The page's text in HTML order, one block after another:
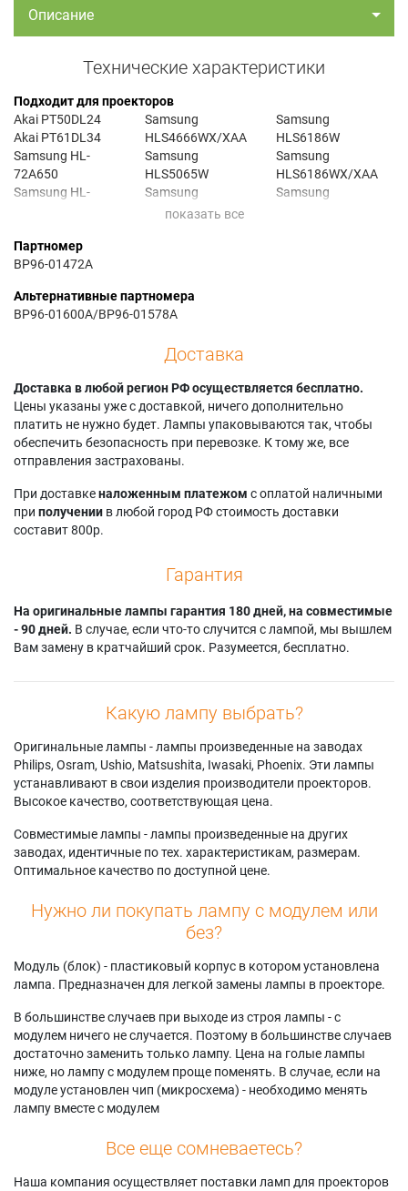
Описание
Технические характеристики
Подходит для проекторов
Akai PT50DL24
Akai PT61DL34
Samsung HL-
72A650
Samsung HL-
S4666W
Samsung HL-
Samsung HL-
S5066W
S5087W
Samsung HL-
S5088W
Samsung HL-
S5666W
S5686W
Samsung HL-
S5687W
S6165W
Samsung HL-
S6166W
S6187W
Samsung HL-
S6188W
S6767W
Samsung HL-
S7178W
T5055W
Samsung
HLS4265WX/XAC
Samsung
HLS4266W
Samsung
HLS4266WX/XAA
Samsung
HLS4666W
Samsung
HLS4666WX/XAA
Samsung
HLS5065W
Samsung
HLS5065WX/XAA
Samsung
HLS5086W
HLS5086WX/XAA
HLS5086WX/XAC
Samsung
HLS5087W
Samsung
HLS5087WX/XAA
HLS5088W
Samsung
HLS5666W
HLS5666WX/XAC
Samsung HLS5686C
Samsung
Samsung
Samsung
HLS5687W
Samsung
HLS5687WX/XAA
Samsung
HLS5688W
Samsung
HLS6165W
Samsung
Samsung
HLS6166W
Samsung
HLS6166WX/XAC
Samsung
HLS6167W
Samsung
HLS6167WX/XAA
Samsung
HLS6186W
Samsung
HLS6186WX/XAA
Samsung
HLS6767WX/XAA
Samsung
HLS7178W
Samsung
HLS7178WX/XAP
Samsung HLT5055W
Samsung PT-61DL34
Samsung PT50DL24
Samsung
PT61DL34X/SMS
T50V24D
RPT50V24D
56K3HD
Samsung
Samsung SP50L6HD
Samsung
SP61K3HDX/XAX
Samsung
SP61K3HVX/XAP
Samsung
SP71L8UHNX/XAX
Партномер
BP96-01472A
Альтернативные партномера
BP96-01600A/BP96-01578A
Доставка
Доставка в любой регион РФ осуществляется бесплатно.
Цены указаны уже с доставкой, ничего дополнительно
платить не нужно будет. Лампы упаковываются так, чтобы
обеспечить безопасность при перевозке. К тому же, все
отправления застрахованы.
При доставкеналоженным платежом с оплатой наличными
при получении в любой город РФ стоимость доставки
составит 800р.
Гарантия
На оригинальные лампы гарантия 180 дней, на совместимые
- 90 дней. В случае, если что-то случится с лампой, мы вышлем
Вам замену в кратчайший срок. Разумеется, бесплатно.
Какую лампу выбрать?
Оригинальные лампы - лампы произведенные на заводах
Philips, Osram, Ushio, Matsushita, Iwasaki, Phoenix. Эти лампы
устанавливают в свои изделия производители проекторов.
Высокое качество, соответствующая цена.
Совместимые лампы - лампы произведенные на других
заводах, идентичные по тех. характеристикам, размерам.
Оптимальное качество по доступной цене.
Нужно ли покупать лампу с модулем или
без?
Модуль (блок) - пластиковый корпус в котором установлена
лампа. Предназначен для легкой замены лампы в проекторе.
В большинстве случаев при выходе из строя лампы - с
модулем ничего не случается. Поэтому в большинстве случаев
достаточно заменить только лампу. Цена на голые лампы
ниже, но лампу с модулем проще поменять. В случае, если на
модуле установлен чип (микросхема) - необходимо менять
лампу вместе с модулем
Все еще сомневаетесь?
Наша компания осуществляет поставки ламп для проекторов